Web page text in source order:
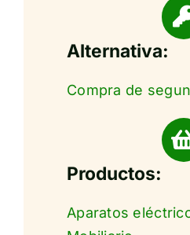
Alternativa:
Compra de
Productos:
Aparatos